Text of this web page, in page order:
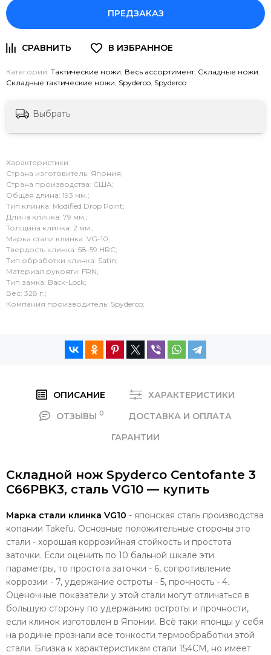
ПРЕДЗАКАЗ
Категории: Тактические ножи, Весь ассортимент, Складные ножи,
Складные тактические ножи, Spyderco, Spyderco
Выбрать
Характеристики:
Страна изготовитель: Япония;
Страна производства: США;
Общая длина: 193 мм.;
Тип клинка: Modified Drop Point;
Длина клинка: 79 мм.;
Толщина клинка: 2 мм.;
Марка стали клинка: VG-10;
Твердость клинка: 58-59 HRC;
Тип обработки клинка: Satin;
Материал рукояти: FRN;
Тип замка: Back-Lock;
Вес: 328 г.;
Компания производитель: Spyderco;
ОПИСАНИЕ
ХАРАКТЕРИСТИКИ
ОТЗЫВЫ 0
ДОСТАВКА И ОПЛАТА
ГАРАНТИИ
Складной нож Spyderco Centofante 3
C66PBK3, сталь VG10 — купить
Марка стали клинка VG10 - японская сталь производства
копании Takefu. Основные положительные стороны это
стали - хорошая коррозийная стойкость и простота
заточки. Если оценить по 10 бальной шкале эти
параметры, то простота заточки - 6, сопротивление
коррозии - 7, удержание остроты - 5, прочность - 4.
Оценочные показатели у этой стали могут отличаться в
большую сторону по удержанию остроты и прочности,
если клинок изготовлен в Японии. Всё таки японцы у себя
на родине прознали все тонкости термообработки этой
стали. Близка к характеристикам стали 154CM, но имеет